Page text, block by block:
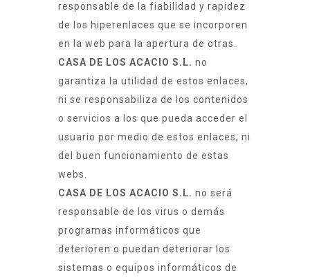
responsable de la fiabilidad y rapidez
de los hiperenlaces que se incorporen
en la web para la apertura de otras.
CASA DE LOS ACACIO S.L. no
garantiza la utilidad de estos enlaces,
ni se responsabiliza de los contenidos
o servicios a los que pueda acceder el
usuario por medio de estos enlaces, ni
del buen funcionamiento de estas
webs.
CASA DE LOS ACACIO S.L. no será
responsable de los virus o demás
programas informáticos que
deterioren o puedan deteriorar los
sistemas o equipos informáticos de